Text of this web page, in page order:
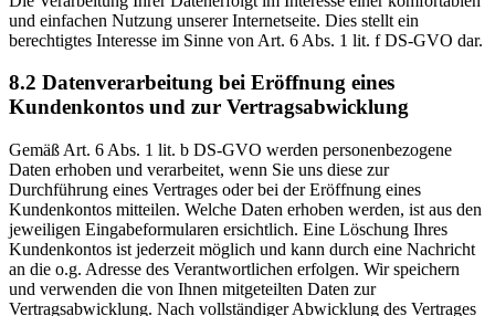
und einfachen Nutzung unserer Internetseite. Dies stellt ein
berechtigtes Interesse im Sinne von Art. 6 Abs. 1 lit. f DS-GVO dar.
8.2 Datenverarbeitung bei Eröffnung eines
Kundenkontos und zur Vertragsabwicklung
Gemäß Art. 6 Abs. 1 lit. b DS-GVO werden personenbezogene
Daten erhoben und verarbeitet, wenn Sie uns diese zur
Durchführung eines Vertrages oder bei der Eröffnung eines
Kundenkontos mitteilen. Welche Daten erhoben werden, ist aus den
jeweiligen Eingabeformularen ersichtlich. Eine Löschung Ihres
Kundenkontos ist jederzeit möglich und kann durch eine Nachricht
an die o.g. Adresse des Verantwortlichen erfolgen. Wir speichern
und verwenden die von Ihnen mitgeteilten Daten zur
Vertragsabwicklung. Nach vollständiger Abwicklung des Vertrages